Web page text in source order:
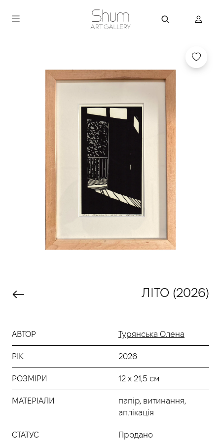
ЛІТО (2026)
АВТОР Турянська Олена
РІК 2026
РОЗМІРИ 12 х 21,5 см
МАТЕРІАЛИ
папір, витинання,
аплікація
СТАТУС Продано